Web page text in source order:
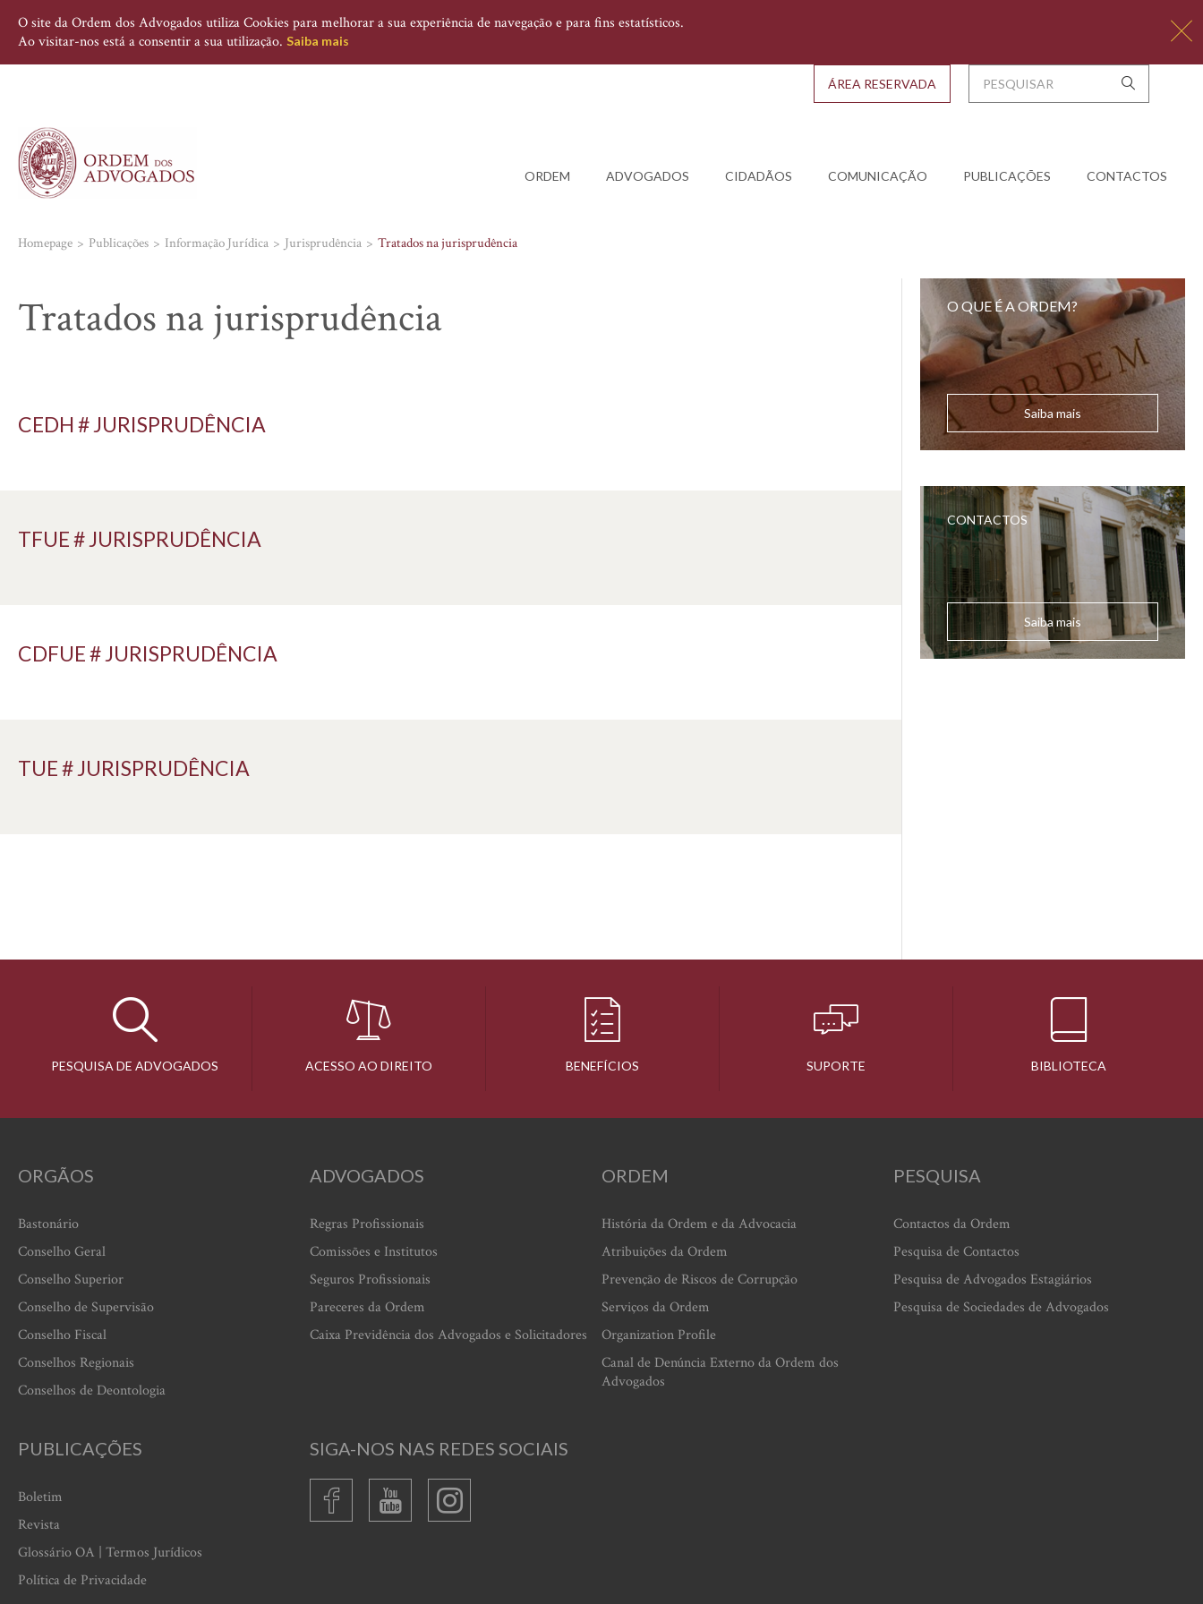
O site da Ordem dos Advogados utiliza Cookies para melhorar a sua experiência de navegação e para fins estatísticos.
Ao visitar-nos está a consentir a sua utilização. Saiba mais
ORDEM ADVOGADOS CIDADÃOS COMUNICAÇÃO PUBLICAÇÕES CONTACTOS
ÁREA RESERVADA
Homepage Publicações Informação Jurídica Jurisprudência Tratados na jurisprudência
Tratados na jurisprudência
CEDH # JURISPRUDÊNCIA
TFUE # JURISPRUDÊNCIA
CDFUE # JURISPRUDÊNCIA
TUE # JURISPRUDÊNCIA
O QUE É A ORDEM?
Saiba mais
CONTACTOS
Saiba mais
PESQUISA DE ADVOGADOS ACESSO AO DIREITO BENEFÍCIOS SUPORTE BIBLIOTECA
ORGÃOS
Bastonário
Conselho Geral
Conselho Superior
Conselho de Supervisão
Conselho Fiscal
Conselhos Regionais
Conselhos de Deontologia
ADVOGADOS
Regras Profissionais
Comissões e Institutos
Seguros Profissionais
Pareceres da Ordem
Caixa Previdência dos Advogados e Solicitadores
ORDEM
História da Ordem e da Advocacia
Atribuições da Ordem
Prevenção de Riscos de Corrupção
Serviços da Ordem
Organization Profile
Canal de Denúncia Externo da Ordem dos
Advogados
PESQUISA
Contactos da Ordem
Pesquisa de Contactos
Pesquisa de Advogados Estagiários
Pesquisa de Sociedades de Advogados
PUBLICAÇÕES
Boletim
Revista
Glossário OA | Termos Jurídicos
Política de Privacidade
SIGA-NOS NAS REDES SOCIAIS